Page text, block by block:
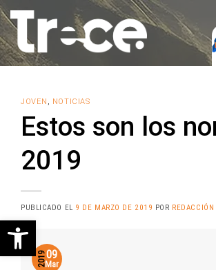
Saltar
al
contenido
JOVEN , NOTICIAS
Estos son los
2019
PUBLICADO EL 9 DE MARZO DE 2019 POR
09
Mar
2019
Abrir barra de herramientas